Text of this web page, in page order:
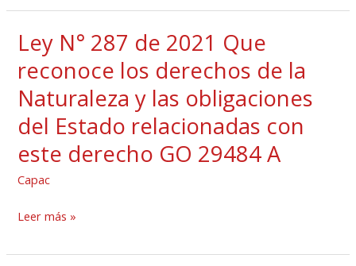
14001
de
gestión
ambiental
GO
24366
Ley N° 287 de 2021 Que
reconoce los derechos de la
Naturaleza y las obligaciones
del Estado relacionadas con
este derecho GO 29484 A
Capac
Ley
287
de
2021
reconoce
los
derechos
la
Leer más »